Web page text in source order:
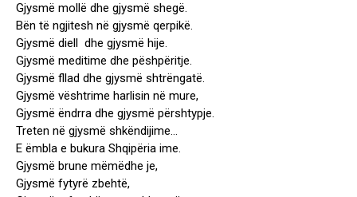
Gjysmë mollë dhe gjysmë shegë.
Bën të ngjitesh në gjysmë qerpikë.
Gjysmë diell dhe gjysmë hije.
Gjysmë meditime dhe pëshpëritje.
Gjysmë fllad dhe gjysmë shtrëngatë.
Gjysmë vështrime harlisin në mure,
Gjysmë ëndrra dhe gjysmë përshtypje.
Treten në gjysmë shkëndijime…
E ëmbla e bukura Shqipëria ime.
Gjysmë brune mëmëdhe je,
Gjysmë fytyrë zbehtë,